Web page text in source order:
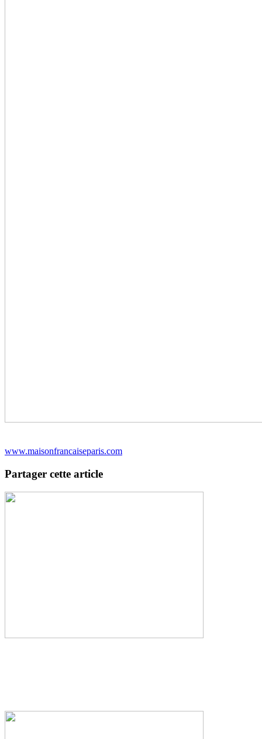
www.maisonfrancaiseparis.com
Partager cette article